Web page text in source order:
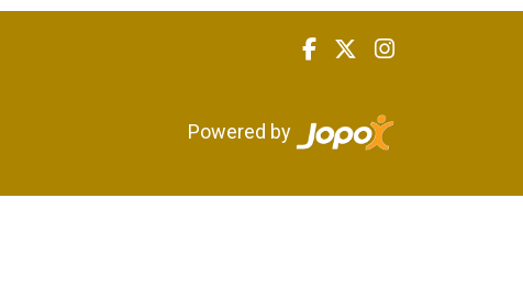
Powered by